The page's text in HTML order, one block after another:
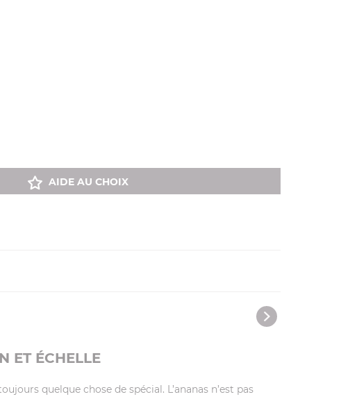
AIDE AU CHOIX
ET ÉCHELLE
quelque chose de spécial. L’ananas n’est pas